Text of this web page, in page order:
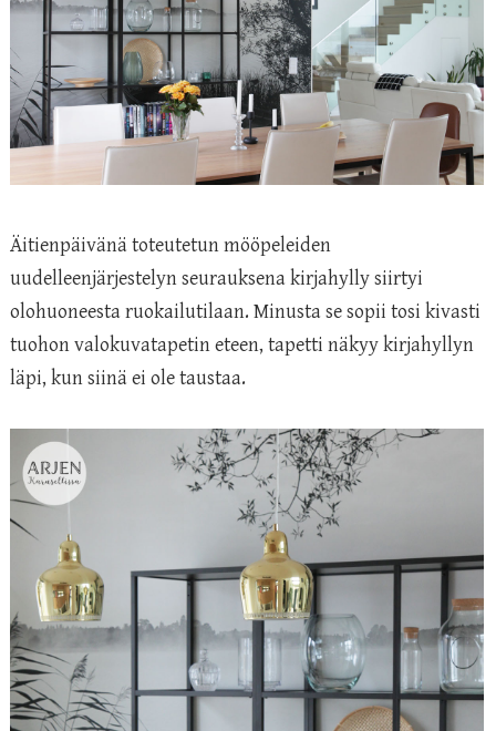
Äitienpäivänä toteutetun mööpeleiden
uudelleenjärjestelyn seurauksena kirjahylly siirtyi
olohuoneesta ruokailutilaan. Minusta se sopii tosi kivasti
tuohon valokuvatapetin eteen, tapetti näkyy kirjahyllyn
läpi, kun siinä ei ole taustaa.